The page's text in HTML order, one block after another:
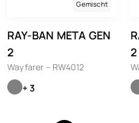
Gemischt
RAY-BAN META GEN
2
Wayfarer – RW4012
+ 3
2